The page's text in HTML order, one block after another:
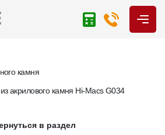
камня
акрилового камня Hi-Macs G034
в раздел